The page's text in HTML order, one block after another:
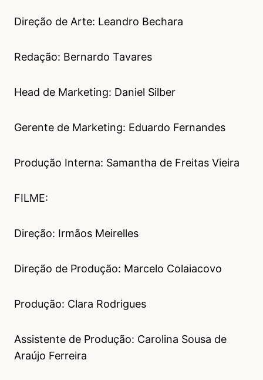
Direção de Arte: Leandro Bechara
Redação: Bernardo Tavares
Head de Marketing: Daniel Silber
Gerente de Marketing: Eduardo Fernandes
Produção Interna: Samantha de Freitas Vieira
FILME:
Direção: Irmãos Meirelles
Direção de Produção: Marcelo Colaiacovo
Produção: Clara Rodrigues
Assistente de Produção: Carolina Sousa de
Araújo Ferreira